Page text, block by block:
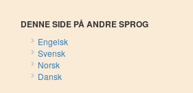
DENNE SIDE PÅ ANDRE SPROG
Engelsk
Svensk
Norsk
Dansk